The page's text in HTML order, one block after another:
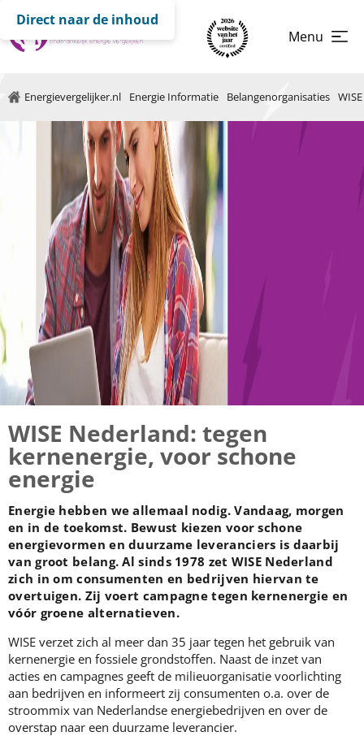
Direct naar de inhoud
Menu
Energievergelijker.nl Energie Informatie Belangenorganisaties
WISE Nederland: tegen
kernenergie, voor schone
energie
Energie hebben we allemaal nodig. Vandaag, morgen
en in de toekomst. Bewust kiezen voor schone
energievormen en duurzame leveranciers is daarbij
van groot belang. Al sinds 1978 zet WISE Nederland
zich in om consumenten en bedrijven hiervan te
overtuigen. Zij voert campagne tegen kernenergie en
vóór groene alternatieven.
WISE verzet zich al meer dan 35 jaar tegen het gebruik van
kernenergie en fossiele grondstoffen. Naast de inzet van
acties en campagnes geeft de milieuorganisatie voorlichting
aan bedrijven en informeert zij consumenten o.a. over de
stroommix van Nederlandse energiebedrijven en over de
overstap naar een duurzame leverancier.